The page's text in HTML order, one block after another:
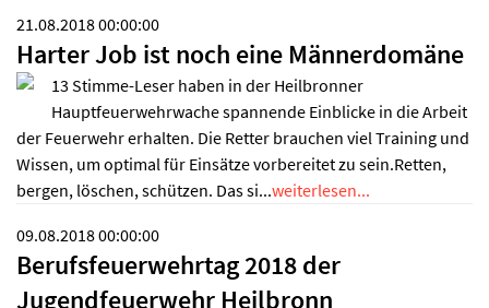
21.08.2018 00:00:00
Harter Job ist noch eine Männerdomäne
13 Stimme-Leser haben in der Heilbronner
Hauptfeuerwehrwache spannende Einblicke in die Arbeit
der Feuerwehr erhalten. Die Retter brauchen viel Training und
Wissen, um optimal für Einsätze vorbereitet zu sein.Retten,
bergen, löschen, schützen. Das si...weiterlesen...
09.08.2018 00:00:00
Berufsfeuerwehrtag 2018 der
Jugendfeuerwehr Heilbronn